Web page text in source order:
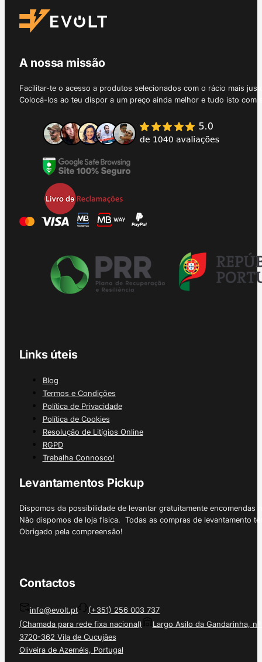
A nossa missão
Facilitar-te o acesso a produtos selecionados com o rácio mais
Colocá-los ao teu dispor a um preço ainda melhor e tudo isto
Links úteis
Blog
Termos e Condições
Política de Privacidade
Política de Cookies
Resolução de Litígios Online
RGPD
Trabalha Connosco!
Levantamentos Pickup
Dispomos da possibilidade de levantar gratuitamente
Não dispomos de loja física. Todas as compras de levantamento
Obrigado pela compreensão!
Contactos
info@evolt.pt
(+351) 256 003 737
(Chamada para rede fixa nacional)
Largo Asilo da Gandarinha, nº
3720-362 Vila de Cucujães
Oliveira de Azeméis, Portugal